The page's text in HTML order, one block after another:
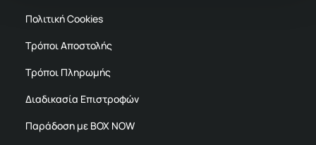
Πολιτική Cookies
Τρόποι Αποστολής
Τρόποι Πληρωμής
Διαδικασία Επιστροφών
Παράδοση με BOX NOW